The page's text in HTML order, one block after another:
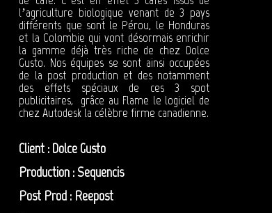
l’agriculture biologique venant de 3 pays
différents que sont le Pérou, le Honduras
et la Colombie qui vont désormais enrichir
la gamme déjà très riche de chez Dolce
Gusto. Nos équipes se sont ainsi occupées
de la post production et des notamment
des effets spéciaux de ces 3 spot
publicitaires, grâce au Flame le logiciel de
chez Autodesk la célèbre firme canadienne.
Client : Dolce Gusto
Production : Sequencis
Post Prod : Reepost